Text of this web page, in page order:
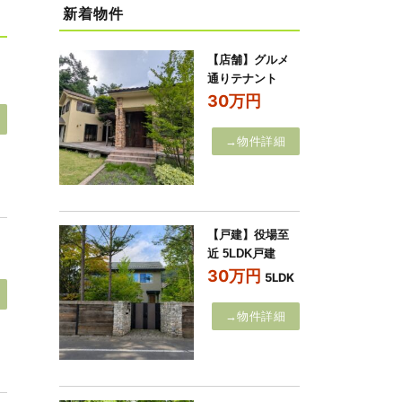
新着物件
【店舗】グルメ
通りテナント
30万円
→物件詳細
【戸建】役場至
近 5LDK戸建
30万円 5LDK
→物件詳細